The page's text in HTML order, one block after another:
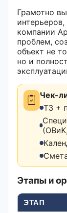
Грамотно
компании
проблем,
объект не
но и
Чек-
ТЗ +
Этапы и
ЭТАП